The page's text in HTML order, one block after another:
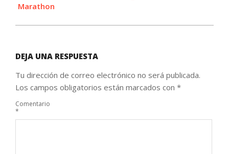
Marathon
DEJA UNA RESPUESTA
Tu dirección de correo electrónico no será publicada.
Los campos obligatorios están marcados con *
Comentario
*